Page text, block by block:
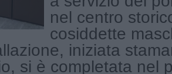
nel centro
cosiddette
iniziata
si è completata nel